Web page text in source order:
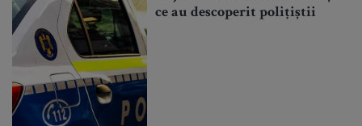
ce au descoperit polițiștii